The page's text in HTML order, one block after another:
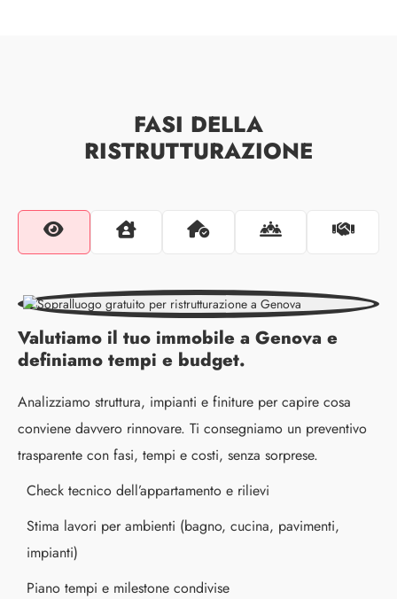
FASI DELLA
RISTRUTTURAZIONE
Valutiamo il tuo immobile a Genova e
definiamo tempi e budget.
Analizziamo struttura, impianti e finiture per capire cosa
conviene davvero rinnovare. Ti consegniamo un preventivo
trasparente con fasi, tempi e costi, senza sorprese.
Check tecnico dell’appartamento e rilievi
Stima lavori per ambienti (bagno, cucina, pavimenti,
impianti)
Piano tempi e milestone condivise